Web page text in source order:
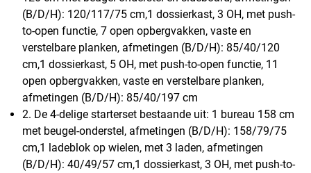
(B/D/H): 120/117/75 cm,1 dossierkast, 3 OH, met push-
to-open functie, 7 open opbergvakken, vaste en
verstelbare planken, afmetingen (B/D/H): 85/40/120
cm,1 dossierkast, 5 OH, met push-to-open functie, 11
open opbergvakken, vaste en verstelbare planken,
afmetingen (B/D/H): 85/40/197 cm
2. De 4-delige starterset bestaande uit: 1 bureau 158 cm
met beugel-onderstel, afmetingen (B/D/H): 158/79/75
cm,1 ladeblok op wielen, met 3 laden, afmetingen
(B/D/H): 40/49/57 cm,1 dossierkast, 3 OH, met push-to-